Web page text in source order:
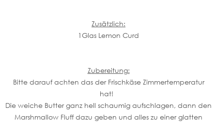
Zusätzlich:
1Glas Lemon Curd
Zubereitung:
Bitte darauf achten das der Frischkäse Zimmertemperatur
hat!
Die weiche Butter ganz hell schaumig aufschlagen, dann den
Marshmallow Fluff dazu geben und alles zu einer glatten